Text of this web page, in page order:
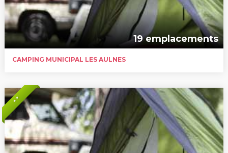
19 emplacements
CAMPING MUNICIPAL LES AULNES
* *